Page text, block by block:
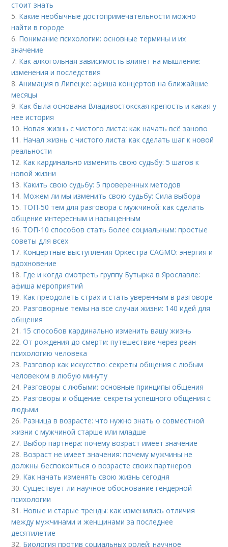
стоит знать
5. Какие необычные достопримечательности можно
найти в городе
6. Понимание психологии: основные термины и их
значение
7. Как алкогольная зависимость влияет на мышление:
изменения и последствия
8.Анимация в Липецке: афиша концертов на ближайшие
месяцы
9. Как была основана Владивостокская крепость и какая у
нее история
10. Новая жизнь с чистого листа: как начать всё заново
11. Начал жизнь с чистого листа: как сделать шаг к новой
реальности
12. Как кардинально изменить свою судьбу: 5 шагов к
новой жизни
13. Какить свою судьбу: 5 проверенных методов
14. Можем ли мы изменить свою судьбу: Сила выбора
15. ТОП-50 тем для разговора с мужчиной: как сделать
общение интересным и насыщенным
16. ТОП-10 способов стать более социальным: простые
советы для всех
17. Концертные выступления Оркестра CAGMO: энергия и
вдохновение
18. Где и когда смотреть группу Бутырка в Ярославле:
афиша мероприятий
19. Как преодолеть страх и стать уверенным в разговоре
20. Разговорные темы на все случаи жизни: 140 идей для
общения
21. 15 способов кардинально изменить вашу жизнь
22.От рождения до смерти: путешествие через реан
психологию человека
23. Разговор как искусство: секреты общения с любым
человеком в любую минуту
24. Разговоры с любыми: основные принципы общения
25. Разговоры и общение: секреты успешного общения с
людьми
26. Разница в возрасте: что нужно знать о совместной
жизни с мужчиной старше или младше
27. Выбор партнёра: почему возраст имеет значение
28. Возраст не имеет значения: почему мужчины не
должны беспокоиться о возрасте своих партнеров
29. Как начать изменять свою жизнь сегодня
30.Существует ли научное обоснование гендерной
психологии
31. Новые и старые тренды: как изменились отличия
между мужчинами и женщинами за последнее
десятилетие
32. Биология против социальных ролей: научное